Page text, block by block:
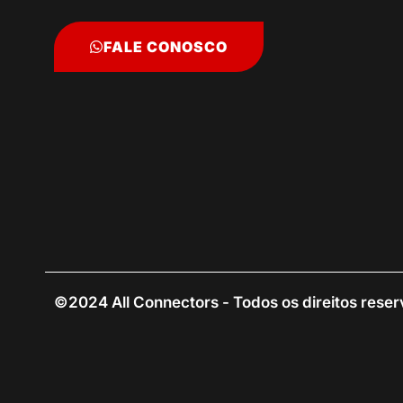
FALE CONOSCO
©2024 All Connectors - Todos os direitos